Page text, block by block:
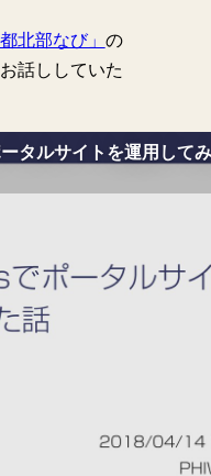
都北部なび」 の
話ししていた